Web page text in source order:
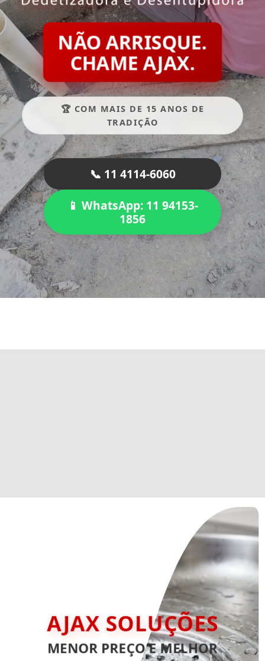
NÃO ARRISQUE.
CHAME AJAX.
🏆 COM MAIS DE 15 ANOS DE
TRADIÇÃO
📞 11 4114-6060
📱 WhatsApp: 11 94153-
1856
AJAX SOLUÇÕES
MENOR PREÇO E MELHOR